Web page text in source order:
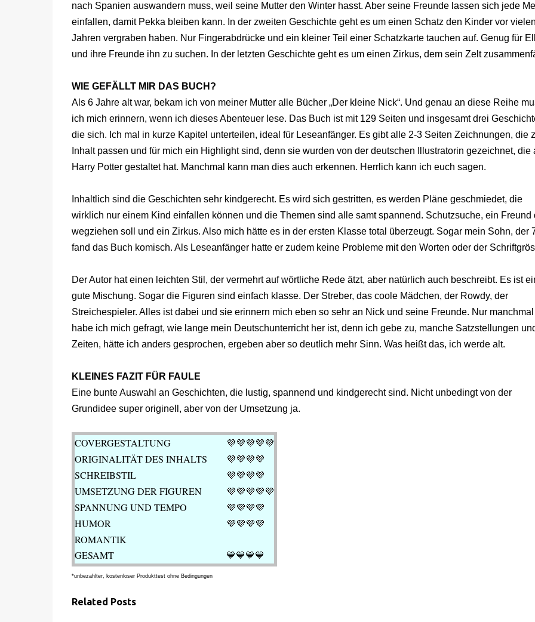
nach Spanien auswandern muss, weil seine Mutter den Winter hasst. Aber seine Freunde lassen sich jede
einfallen, damit Pekka bleiben kann. In der zweiten Geschichte geht es um einen Schatz den Kinder vor vielen
Jahren vergraben haben. Nur Fingerabdrücke und ein kleiner Teil einer Schatzkarte tauchen auf. Genug für
und ihre Freunde ihn zu suchen. In der letzten Geschichte geht es um einen Zirkus, dem sein Zelt
WIE GEFÄLLT MIR DAS BUCH?
Als 6 Jahre alt war, bekam ich von meiner Mutter alle Bücher „Der kleine Nick“. Und genau an diese Reihe
ich mich erinnern, wenn ich dieses Abenteuer lese. Das Buch ist mit 129 Seiten und insgesamt drei
die sich. Ich mal in kurze Kapitel unterteilen, ideal für Leseanfänger. Es gibt alle 2-3 Seiten Zeichnungen, die
Inhalt passen und für mich ein Highlight sind, denn sie wurden von der deutschen Illustratorin gezeichnet, die
Harry Potter gestaltet hat. Manchmal kann man dies auch erkennen. Herrlich kann ich euch sagen.
Inhaltlich sind die Geschichten sehr kindgerecht. Es wird sich gestritten, es werden Pläne geschmiedet, die
wirklich nur einem Kind einfallen können und die Themen sind alle samt spannend. Schutzsuche, ein Freund
wegziehen soll und ein Zirkus. Also mich hätte es in der ersten Klasse total überzeugt. Sogar mein Sohn, der
fand das Buch komisch. Als Leseanfänger hatte er zudem keine Probleme mit den Worten oder der
Der Autor hat einen leichten Stil, der vermehrt auf wörtliche Rede ätzt, aber natürlich auch beschreibt. Es ist
gute Mischung. Sogar die Figuren sind einfach klasse. Der Streber, das coole Mädchen, der Rowdy, der
Streichespieler. Alles ist dabei und sie erinnern mich eben so sehr an Nick und seine Freunde. Nur manchmal
habe ich mich gefragt, wie lange mein Deutschunterricht her ist, denn ich gebe zu, manche Satzstellungen
Zeiten, hätte ich anders gesprochen, ergeben aber so deutlich mehr Sinn. Was heißt das, ich werde alt.
KLEINES FAZIT FÜR FAULE
Eine bunte Auswahl an Geschichten, die lustig, spannend und kindgerecht sind. Nicht unbedingt von der
Grundidee super originell, aber von der Umsetzung ja.
COVERGESTALTUNG 💜💜💜💜💜
ORIGINALITÄT DES INHALTS
💜💜💜💜
SCHREIBSTIL
💜💜💜💜
UMSETZUNG DER FIGUREN 💜💜💜💜💜
SPANNUNG UND TEMPO
💜💜💜💜
HUMOR
💜💜💜💜
ROMANTIK
GESAMT
💙💙💙💙
*unbezahlter, kostenloser Produkttest ohne Bedingungen
Related Posts